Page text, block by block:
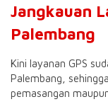
Jangkauan
Palembang
Kini layanan GPS
Palembang,
pemasangan